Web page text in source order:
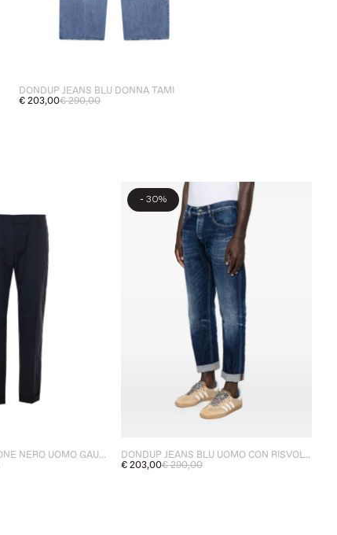
DONDUP JEANS BLU DONNA TAMI
€ 203,00€ 290,00
DONDUP PANTALONE NERO UOMO GAUBERT
- 30%
DONDUP JEANS BLU UOMO CON RISVOLTO
€ 203,00€ 290,00